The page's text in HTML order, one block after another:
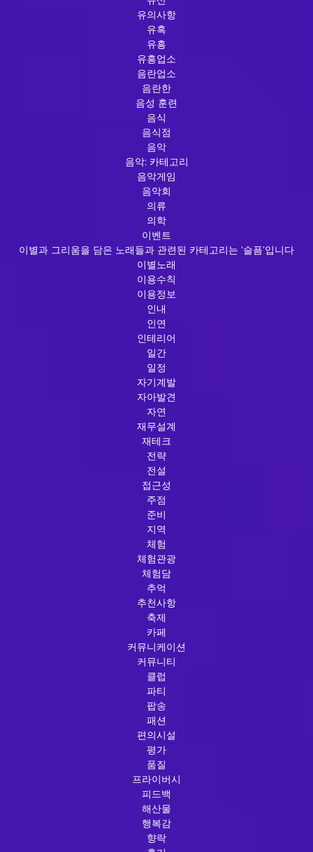
유의사항
유혹
유흥
유흥업소
음란업소
음란한
음성 훈련
음식
음식점
음악
음악: 카테고리
음악게임
음악회
의류
의학
이벤트
이별과 그리움을 담은 노래들과 관련된 카테고리는 '슬픔'입니다
이별노래
이용수칙
이용정보
인내
인연
인테리어
일간
일정
자기계발
자아발견
자연
재무설계
재테크
전략
전설
접근성
주점
준비
지역
체험
체험관광
체험담
추억
추천사항
축제
카페
커뮤니케이션
커뮤니티
클럽
파티
팝송
패션
편의시설
평가
품질
프라이버시
피드백
해산물
행복감
향락